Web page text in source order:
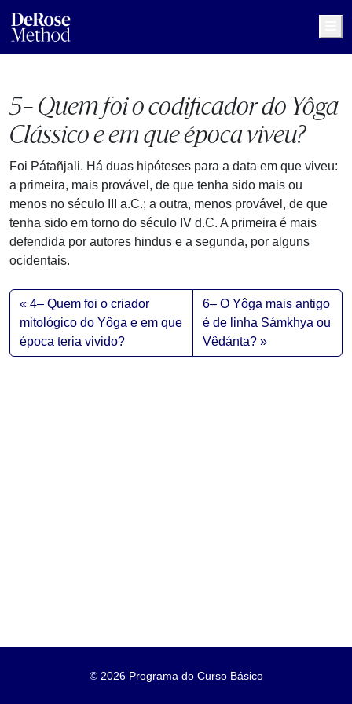
5– Quem foi o codificador do Yôga
Clássico e em que época viveu?
Foi Pátañjali. Há duas hipóteses para a data em que viveu:
a primeira, mais provável, de que tenha sido mais ou
menos no século III a.C.; a outra, menos provável, de que
tenha sido em torno do século IV d.C. A primeira é mais
defendida por autores hindus e a segunda, por alguns
ocidentais.
4– Quem foi o criador
mitológico do Yôga e em que
época teria vivido?
6– O Yôga mais antigo
é de linha Sámkhya ou
Vêdánta?
©2026 Programa do Curso Básico